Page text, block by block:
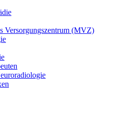
Versorgungszentrum (MVZ)